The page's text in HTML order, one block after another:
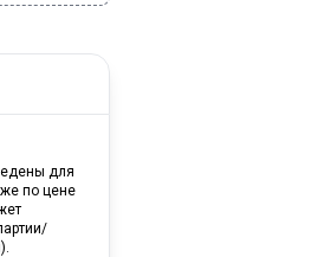
для
по цене